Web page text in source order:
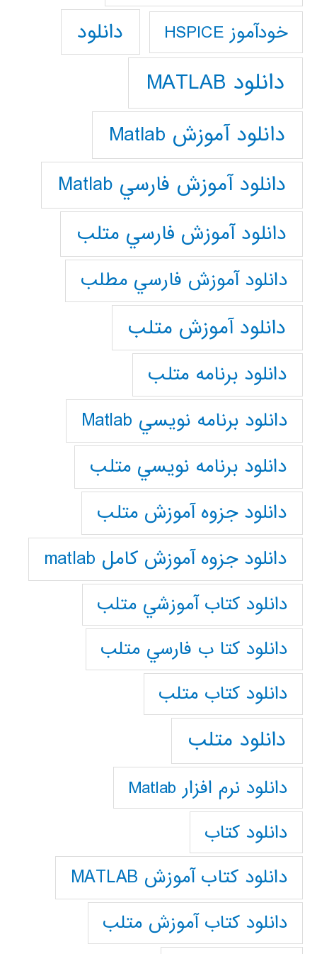
خودآموز HSPICE دانلود
دانلود MATLAB
دانلود آموزش Matlab
دانلود آموزش فارسي Matlab
دانلود آموزش فارسي متلب
دانلود آموزش فارسي مطلب
دانلود آموزش متلب
دانلود برنامه متلب
دانلود برنامه نويسي Matlab
دانلود برنامه نويسي متلب
دانلود جزوه آموزش متلب
دانلود جزوه آموزش کامل matlab
دانلود كتاب آموزشي متلب
دانلود كتا ب فارسي متلب
دانلود كتاب متلب
دانلود متلب
دانلود نرم افزار Matlab
دانلود کتاب
دانلود کتاب آموزش MATLAB
دانلود کتاب آموزش متلب